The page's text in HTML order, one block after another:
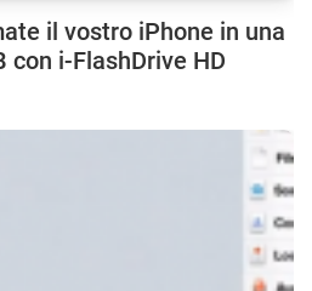
il vostro iPhone in una
con i-FlashDrive HD